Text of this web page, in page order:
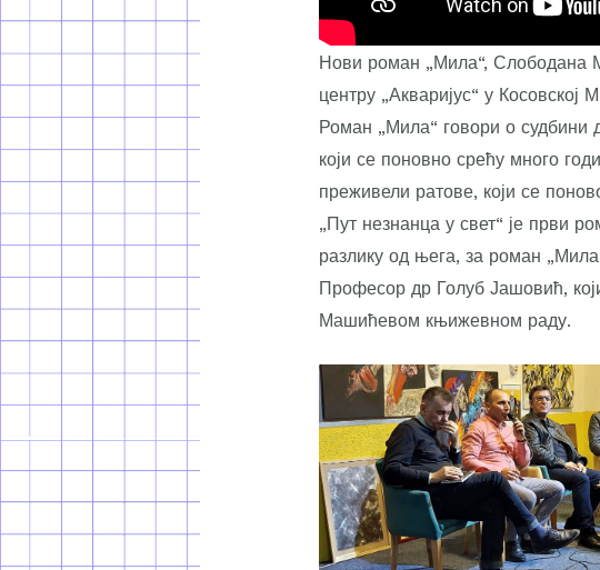
Нови роман „Мила“, Слободана
центру „Акваријус“ у Косовској
Роман „Мила“ говори о судбини
који се поновно срећу много
преживели ратове, који се
„Пут незнанца у свет“ је први
разлику од њега, за роман
Професор др Голуб Јашовић,
Машићевом књижевном раду.